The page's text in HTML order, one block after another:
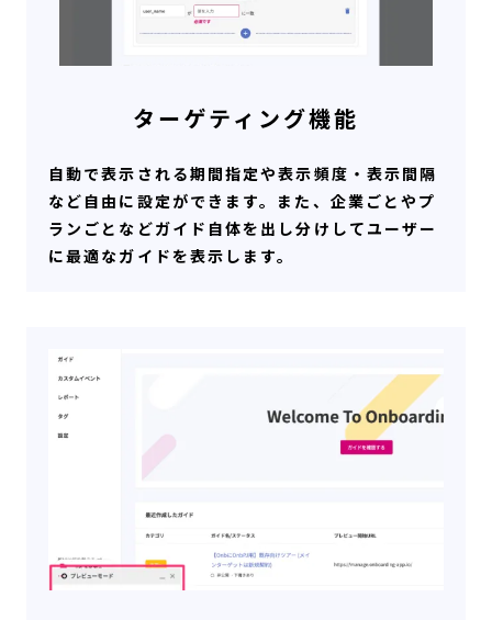
ターゲティング機能
自動で表示される期間指定や表示頻度・表示間隔
など自由に設定ができます。また、企業ごとやプ
ランごとなどガイド自体を出し分けしてユーザー
に最適なガイドを表示します。